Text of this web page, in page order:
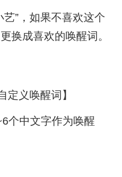
”，如果不喜欢这个
换成喜欢的唤醒词。
定义唤醒词】
个中文字作为唤醒